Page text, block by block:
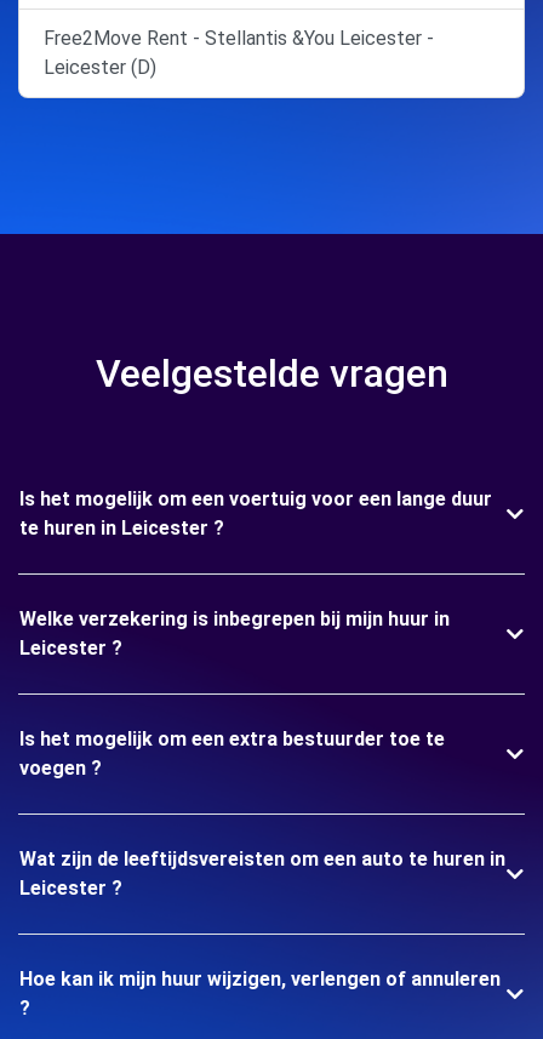
Free2Move Rent - Stellantis &You Leicester -
Leicester (D)
Veelgestelde vragen
Is het mogelijk om een voertuig voor een lange duur
te huren in Leicester ?
Welke verzekering is inbegrepen bij mijn huur in
Leicester ?
Is het mogelijk om een extra bestuurder toe te
voegen ?
Wat zijn de leeftijdsvereisten om een auto te huren in
Leicester ?
Hoe kan ik mijn huur wijzigen, verlengen of annuleren
?